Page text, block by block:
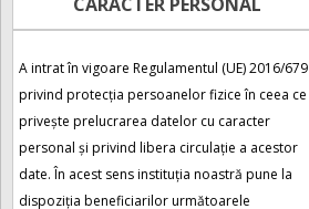
A intrat în vigoare Regulamentul (UE) 2016/679
privind protecția persoanelor fizice în ceea ce
privește prelucrarea datelor cu caracter
personal și privind libera circulație a acestor
date. În acest sens instituția noastră pune la
dispoziția beneficiarilor următoarele